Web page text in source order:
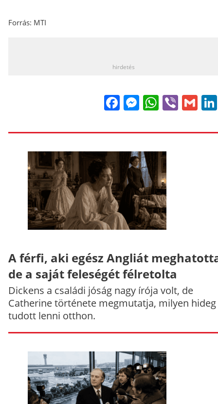
Forrás: MTI
hirdetés
FacebookViber
A férfi, aki egész Angliát
de a saját feleségét félretolta
Dickens a családi jóság nagy írója volt, de
Catherine története megmutatja, milyen hideg
tudott lenni otthon.